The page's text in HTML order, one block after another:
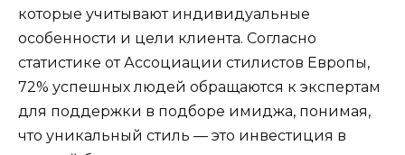
которые учитывают индивидуальные
особенности и цели клиента. Согласно
статистике от Ассоциации стилистов Европы,
72% успешных людей обращаются к экспертам
для поддержки в подборе имиджа, понимая,
что уникальный стиль — это инвестиция в